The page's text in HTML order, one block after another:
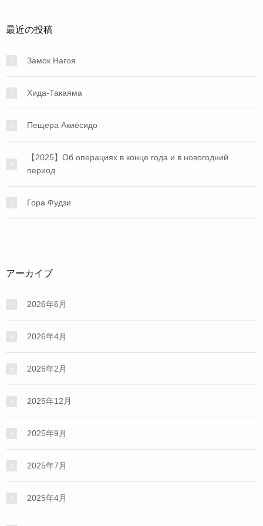
最近の投稿
Замок Нагоя
Хида-Такаяма
Пещера Акиёсидо
【2025】Об операциях в конце года и в новогодний
период
Гора Фудзи
アーカイブ
2026年6月
2026年4月
2026年2月
2025年12月
2025年9月
2025年7月
2025年4月